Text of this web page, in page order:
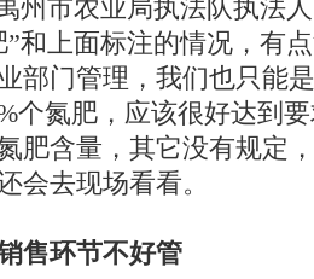
州市农业局执法队执法
和上面标注的情况，有
部门管理，我们也只能
个氮肥，应该很好达到
肥含量，其它没有规定
会去现场看看。
售环节不好管